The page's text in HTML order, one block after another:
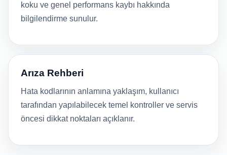
koku ve genel performans kaybı hakkında
bilgilendirme sunulur.
Arıza Rehberi
Hata kodlarının anlamına yaklaşım, kullanıcı
tarafından yapılabilecek temel kontroller ve servis
öncesi dikkat noktaları açıklanır.